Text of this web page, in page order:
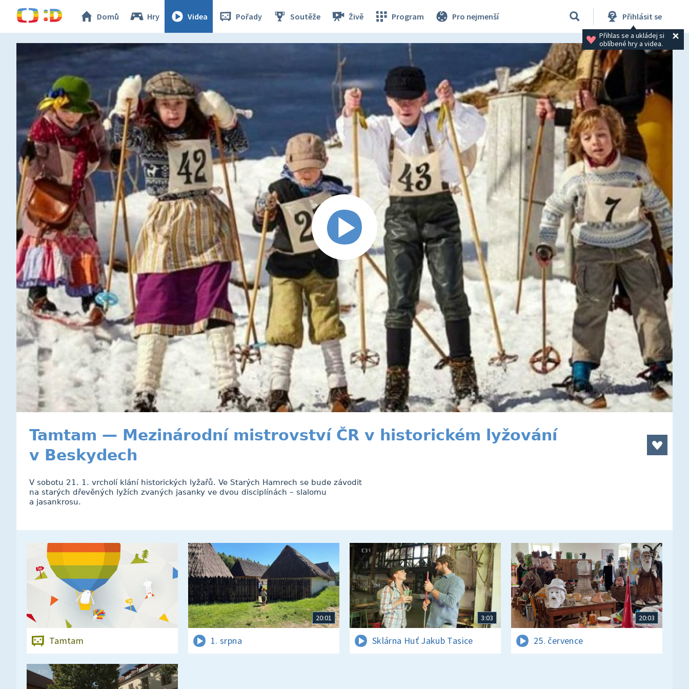
Domů Hry Videa Pořady Soutěže Živě Program Pro nejmenší Přihlásit se
Přihlas se a ukládej si
oblíbené hry a videa.
Tamtam — Mezinárodní mistrovství ČR v historickém lyžování
v Beskydech
V sobotu 21. 1. vrcholí klání historických lyžařů. Ve Starých Hamrech se bude závodit
na starých dřevěných lyžích zvaných jasanky ve dvou disciplínách – slalomu
a jasankrosu.
Tamtam
20:01
1. srpna
3:03
Sklárna Huť Jakub Tasice
20:03
25. července